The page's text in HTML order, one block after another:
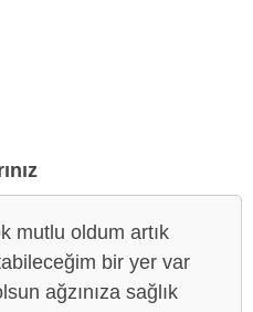
mutlu oldum artık
bir yer var
ağzınıza sağlık